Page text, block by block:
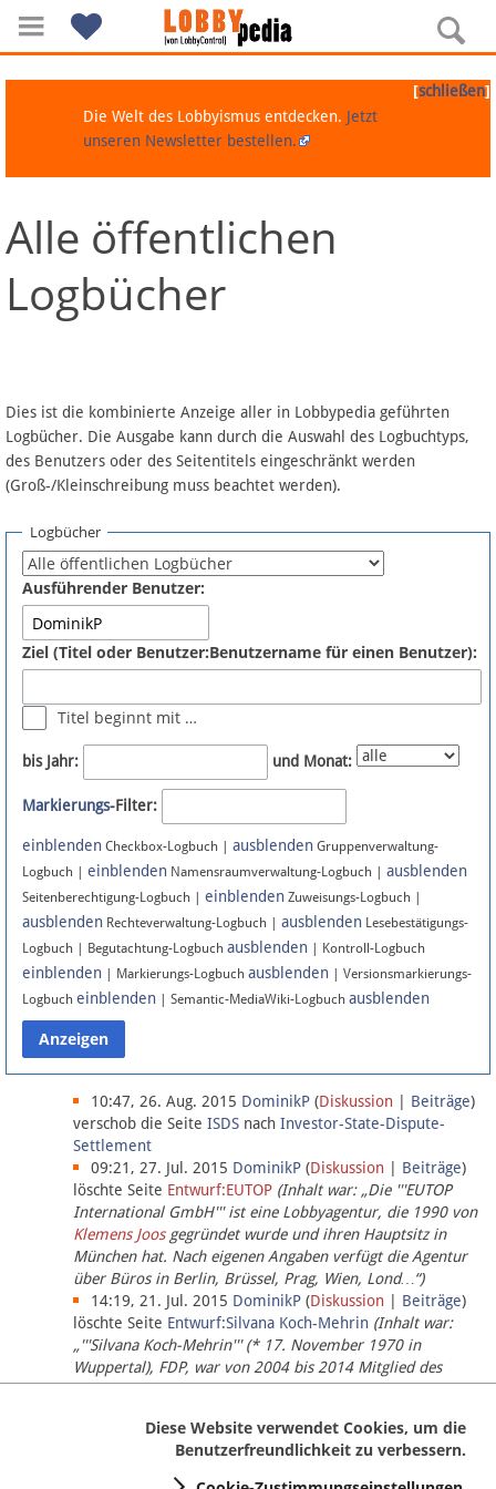
Navigation
Über Lobbypedia
Artikel nach Kategorien
FAQ
Fördermitglied werden
Fehler melden
Newsletter
Bluesky
Facebook
Instagram
Anmelden
Datenschutz
Über Lobbypedia
Impressum
[schließen]
Die Welt des Lobbyismus entdecken. Jetzt
unseren Newsletter bestellen.
Alle öffentlichen
Logbücher
Dies ist die kombinierte Anzeige aller in Lobbypedia geführten
Logbücher. Die Ausgabe kann durch die Auswahl des Logbuchtyps,
des Benutzers oder des Seitentitels eingeschränkt werden
(Groß-/Kleinschreibung muss beachtet werden).
Logbücher
Ausführender Benutzer:
Ziel (Titel oder Benutzer:Benutzername für einen Benutzer):
Titel beginnt mit …
bis Jahr: und Monat:
Markierungs-Filter:
einblenden Checkbox-Logbuch | ausblenden Gruppenverwaltung-
Logbuch | einblenden Namensraumverwaltung-Logbuch | ausblenden
Seitenberechtigung-Logbuch | einblenden Zuweisungs-Logbuch |
ausblenden Rechteverwaltung-Logbuch | ausblenden Lesebestätigungs-
Logbuch | Begutachtung-Logbuch ausblenden | Kontroll-Logbuch
einblenden | Markierungs-Logbuch ausblenden | Versionsmarkierungs-
Logbuch einblenden | Semantic-MediaWiki-Logbuch ausblenden
10:47, 26. Aug. 2015 DominikP (Diskussion Beiträge)
verschob die Seite ISDS nach Investor-State-Dispute-
Settlement
09:21, 27. Jul. 2015 DominikP (Diskussion Beiträge)
löschte Seite Entwurf:EUTOP (Inhalt war: „Die '''EUTOP
International GmbH''' ist eine Lobbyagentur, die 1990 von
Klemens Joosgegründet wurde und ihren Hauptsitz in
München hat. Nach eigenen Angaben verfügt die Agentur
über Büros in Berlin, Brüssel, Prag, Wien, Lond…“)
14:19, 21. Jul. 2015 DominikP (Diskussion Beiträge)
löschte Seite Entwurf:Silvana Koch-Mehrin (Inhalt war:
„'''Silvana Koch-Mehrin''' (* 17. November 1970 in
Wuppertal), FDP, war von 2004 bis 2014 Mitglied des
Europäischen Parlaments, seit November 2014 ist sie für
Diese Website verwendet Cookies, um die
Benutzerfreundlichkeit zu verbessern.